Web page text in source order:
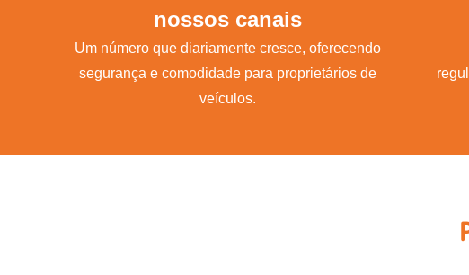
nossos canais
Um número que diariamente cresce, oferecendo
segurança e comodidade para proprietários de
veículos.